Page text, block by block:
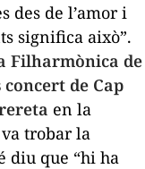
des de l’amor i
significa això”.
Filharmònica de
de Cap
en la
trobar la
diu que “hi ha